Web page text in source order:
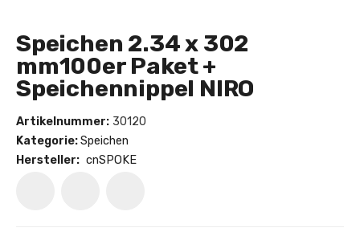
Speichen 2.34 x 302
mm100er Paket +
Speichennippel NIRO
Artikelnummer: 30120
Kategorie:Speichen
Hersteller: cnSPOKE